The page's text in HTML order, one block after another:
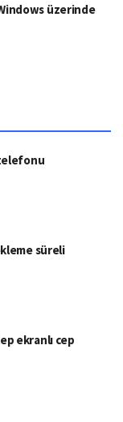
üzerinde
süreli
ekranlı cep